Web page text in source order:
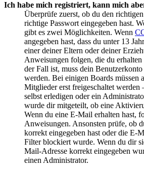
Ich habe mich registriert, kann mich
Überprüfe zuerst, ob du den
richtige Passwort eingegeben hast.
gibt es zwei Möglichkeiten. Wenn
angegeben hast, dass du unter 13
einer deiner Eltern oder deiner
Anweisungen folgen, die du erhalten
der Fall ist, muss dein
werden. Bei einigen Boards müssen
Mitglieder erst freigeschaltet werden
selbst erledigen oder ein
wurde dir mitgeteilt, ob eine
Wenn du eine E-Mail erhalten hast,
Anweisungen. Ansonsten prüfe, ob
korrekt eingegeben hast oder die E-
Filter blockiert wurde. Wenn du dir
Mail-Adresse korrekt eingegeben
einen Administrator.